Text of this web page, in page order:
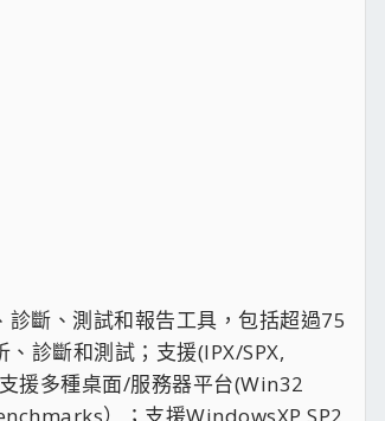
斷、測試和報告工具，包括超過75
診斷和測試；支援(IPX/SPX,
援多種桌面/服務器平台(Win32